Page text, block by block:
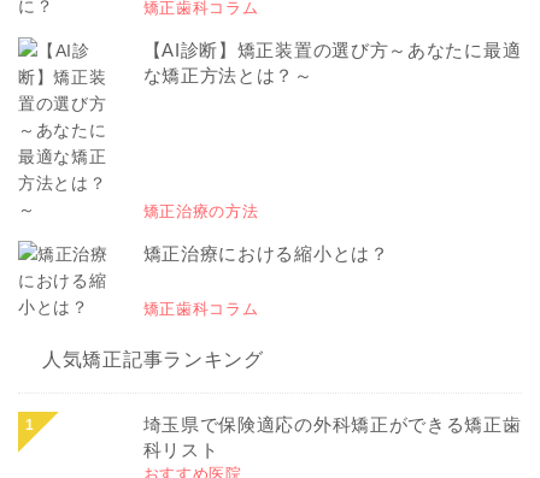
矯正歯科コラム
【AI診断】矯正装置の選び方～あなたに最適
な矯正方法とは？～
矯正治療の方法
矯正治療における縮小とは？
矯正歯科コラム
人気矯正記事ランキング
埼玉県で保険適応の外科矯正ができる矯正歯
科リスト
おすすめ医院